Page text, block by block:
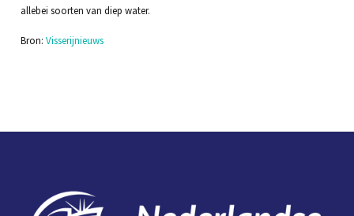
allebei soorten van diep water.
Bron: Visserijnieuws